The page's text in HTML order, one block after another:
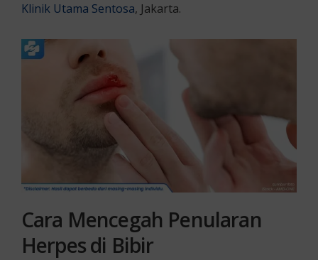
Klinik Utama Sentosa, Jakarta.
Cara Mencegah Penularan
Herpes di Bibir